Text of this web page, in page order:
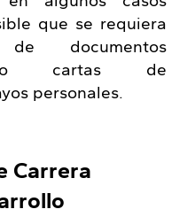
que se requiera
documentos
cartas de
personales.
Carrera